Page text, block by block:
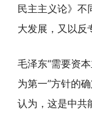
民主主义论》不
大发展，又以反
毛泽东“需要资
为第一”方针的
认为，这是中共